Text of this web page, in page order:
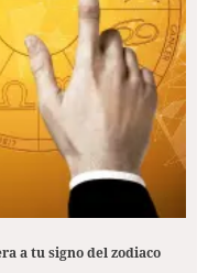
a tu signo del zodiaco